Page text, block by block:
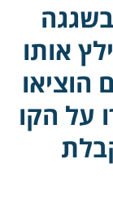
בשגגה
אותו
הוציאו
על הקו